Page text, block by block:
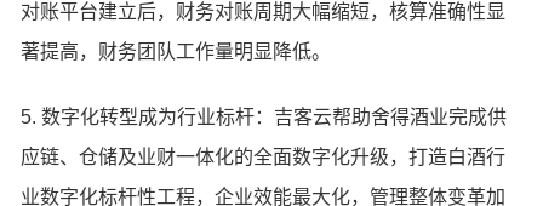
对账平台建立后，财务对账周期大幅缩短，核算准确性显
著提高，财务团队工作量明显降低。
5. 数字化转型成为行业标杆：吉客云帮助舍得酒业完成供
应链、仓储及业财一体化的全面数字化升级，打造白酒行
业数字化标杆性工程，企业效能最大化，管理整体变革加